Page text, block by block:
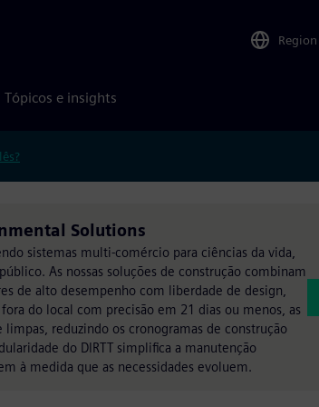
Region
Tópicos e insights
Solutions
sistemas multi-comércio para ciências da vida,
As nossas soluções de construção combinam
de alto desempenho com liberdade de design,
do local com precisão em 21 dias ou menos, as
limpas, reduzindo os cronogramas de construção
do DIRTT simplifica a manutenção
à medida que as necessidades evoluem.